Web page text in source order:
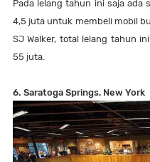
Pada lelang tahun ini saja ada
4,5 juta untuk membeli mobil
SJ Walker, total lelang tahun
55 juta.
6. Saratoga Springs, New York